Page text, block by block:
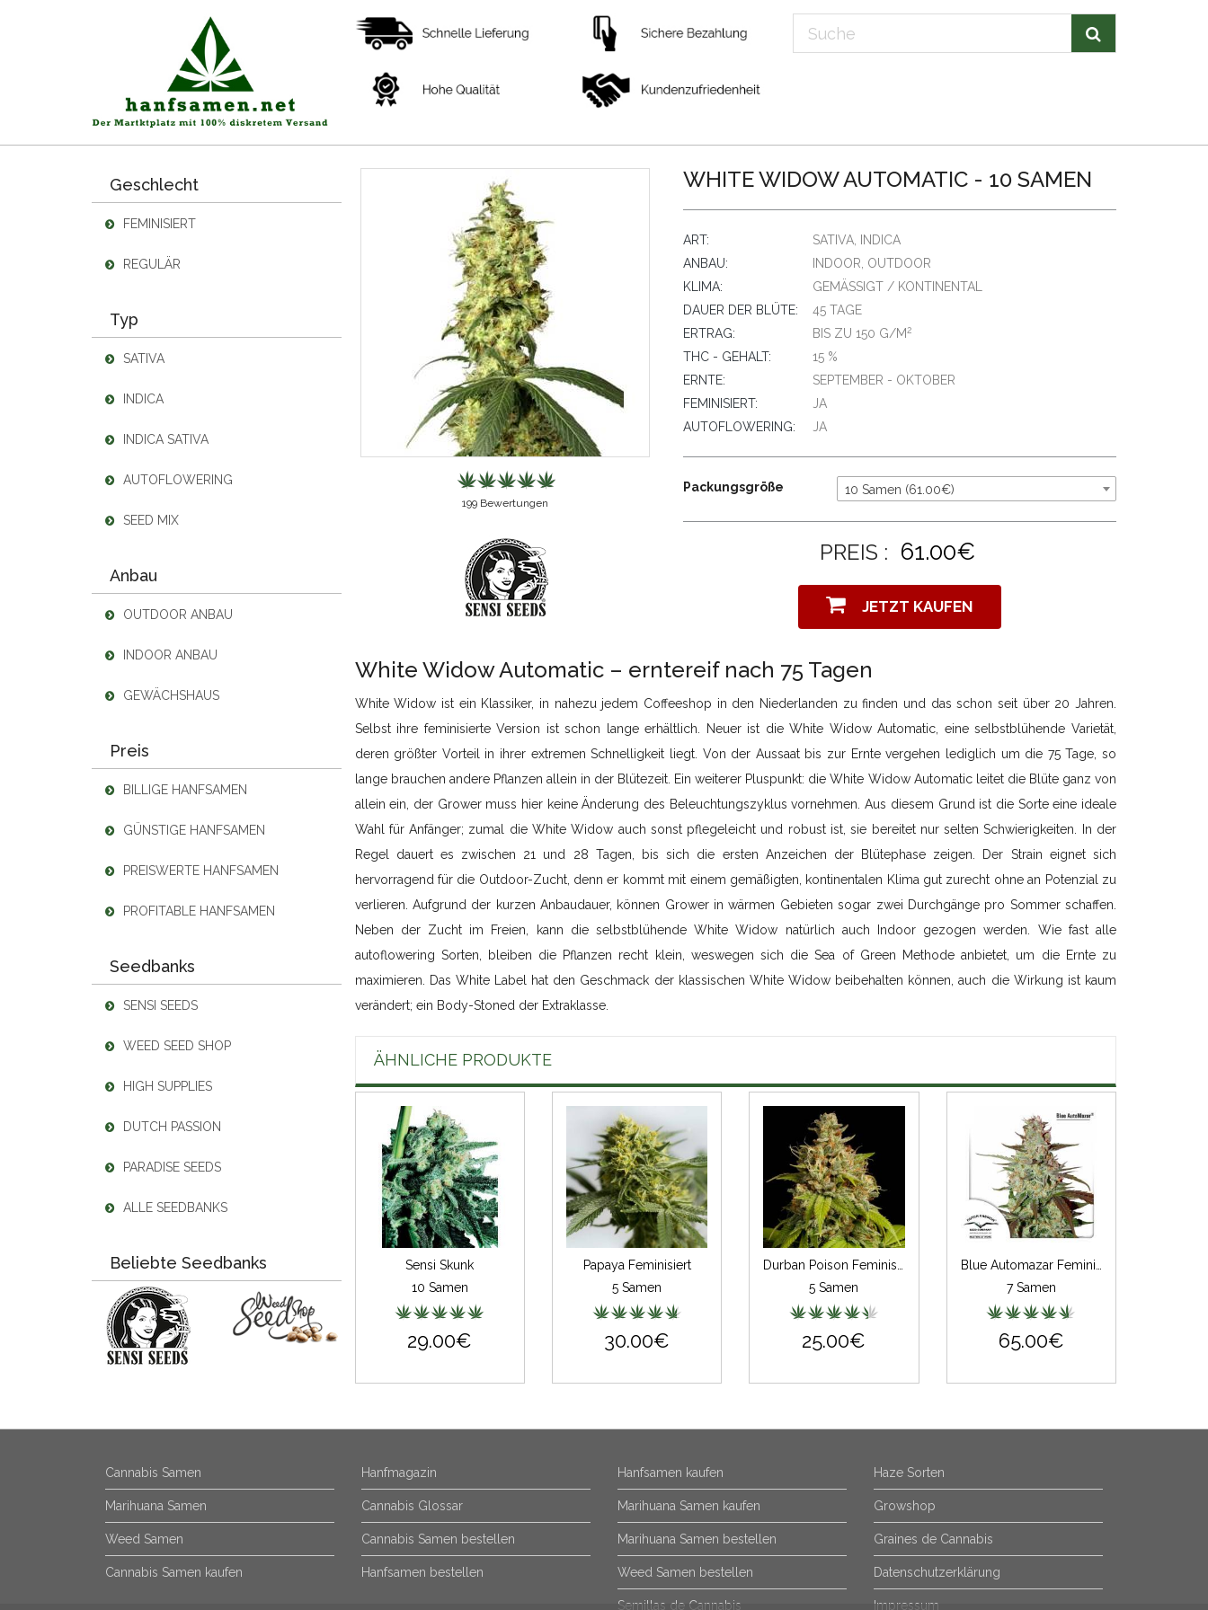
Geschlecht
FEMINISIERT
REGULÄR
Typ
SATIVA
INDICA
INDICA SATIVA
AUTOFLOWERING
SEED MIX
Anbau
OUTDOOR ANBAU
INDOOR ANBAU
GEWÄCHSHAUS
Preis
BILLIGE HANFSAMEN
GÜNSTIGE HANFSAMEN
PREISWERTE HANFSAMEN
PROFITABLE HANFSAMEN
Seedbanks
SENSI SEEDS
WEED SEED SHOP
HIGH SUPPLIES
DUTCH PASSION
PARADISE SEEDS
ALLE SEEDBANKS
Beliebte Seedbanks
199 Bewertungen
WHITE WIDOW AUTOMATIC - 10 SAMEN
ART:
SATIVA, INDICA
ANBAU:
INDOOR, OUTDOOR
KLIMA:
GEMÄSSIGT / KONTINENTAL
DAUER DER BLÜTE:
45 TAGE
ERTRAG:
BIS ZU 150 G/M2
THC - GEHALT:
15 %
ERNTE:
SEPTEMBER - OKTOBER
FEMINISIERT:
JA
AUTOFLOWERING:
JA
Packungsgröße 10 Samen (61.00€)
PREIS : 61.00€
JETZT KAUFEN
White Widow Automatic – erntereif nach 75 Tagen
White Widow ist ein Klassiker, in nahezu jedem Coffeeshop in den Niederlanden zu finden und das schon seit über 20 Jahren.
Selbst ihre feminisierte Version ist schon lange erhältlich. Neuer ist die White Widow Automatic, eine selbstblühende Varietät,
deren größter Vorteil in ihrer extremen Schnelligkeit liegt. Von der Aussaat bis zur Ernte vergehen lediglich um die 75 Tage, so
lange brauchen andere Pflanzen allein in der Blütezeit. Ein weiterer Pluspunkt: die White Widow Automatic leitet die Blüte ganz von
allein ein, der Grower muss hier keine Änderung des Beleuchtungszyklus vornehmen. Aus diesem Grund ist die Sorte eine ideale
Wahl für Anfänger; zumal die White Widow auch sonst pflegeleicht und robust ist, sie bereitet nur selten Schwierigkeiten. In der
Regel dauert es zwischen 21 und 28 Tagen, bis sich die ersten Anzeichen der Blütephase zeigen. Der Strain eignet sich
hervorragend für die Outdoor-Zucht, denn er kommt mit einem gemäßigten, kontinentalen Klima gut zurecht ohne an Potenzial zu
verlieren. Aufgrund der kurzen Anbaudauer, können Grower in wärmen Gebieten sogar zwei Durchgänge pro Sommer schaffen.
Neben der Zucht im Freien, kann die selbstblühende White Widow natürlich auch Indoor gezogen werden. Wie fast alle
autoflowering Sorten, bleiben die Pflanzen recht klein, weswegen sich die Sea of Green Methode anbietet, um die Ernte zu
maximieren. Das White Label hat den Geschmack der klassischen White Widow beibehalten können, auch die Wirkung ist kaum
verändert; ein Body-Stoned der Extraklasse.
ÄHNLICHE PRODUKTE
Sensi Skunk
10 Samen
29.00€
Papaya Feminisiert
5 Samen
30.00€
5 Samen
25.00€
7 Samen
65.00€
Cannabis Samen
Marihuana Samen
Weed Samen
Cannabis Samen kaufen
Hanfmagazin
Cannabis Glossar
Cannabis Samen bestellen
Hanfsamen bestellen
Hanfsamen kaufen
Marihuana Samen kaufen
Marihuana Samen bestellen
Weed Samen bestellen
Semillas de Cannabis
Haze Sorten
Growshop
Graines de Cannabis
Datenschutzerklärung
Impressum